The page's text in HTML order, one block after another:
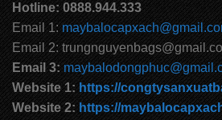
Hotline: 0888.944.333
Email 1:
Email 2:
Email 3:
Website 1: https://
Website 2: https://